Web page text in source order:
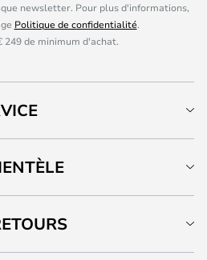
newsletter. Pour plus d'informations,
Politique de confidentialité.
249 de minimum d'achat.